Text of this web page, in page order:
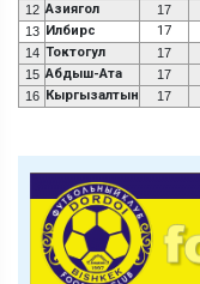
12 Азиягол 17
13
Илбирс 17
14 Токтогул 17
15 Абдыш-Ата 17
16
Кыргызалтын 17